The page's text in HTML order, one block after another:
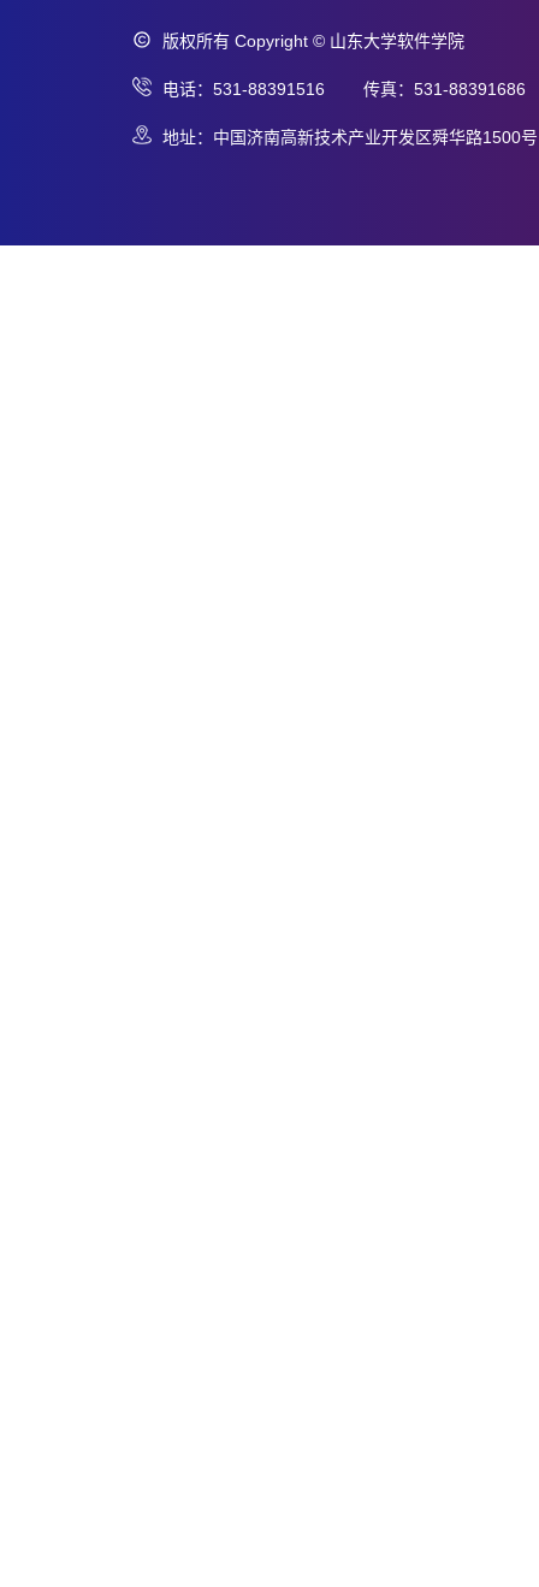
版权所有 Copyright © 山东大学软件学院
电话：531-88391516 传真：531-88391686
地址：中国济南高新技术产业开发区舜华路